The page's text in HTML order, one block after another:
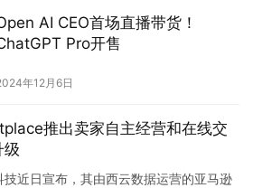
AI CEO首场直播带货！
Pro开售
年12月6日
推出卖家自主经营和在线交
级
近日宣布，其由西云数据运营的亚马逊